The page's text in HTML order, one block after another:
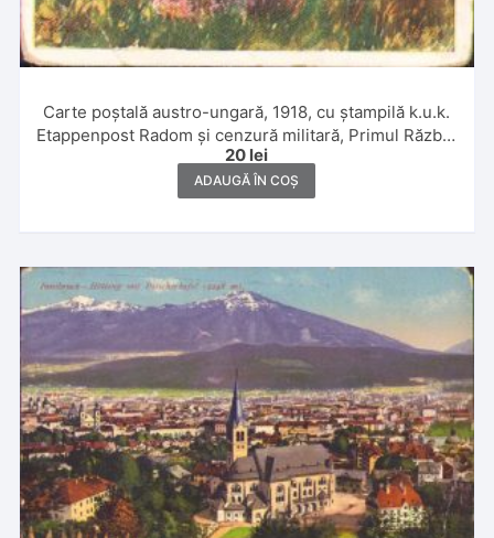
Carte poștală austro-ungară, 1918, cu ștampilă k.u.k.
Etappenpost Radom și cenzură militară, Primul Război
Mondial
20 lei
ADAUGĂ ÎN COȘ